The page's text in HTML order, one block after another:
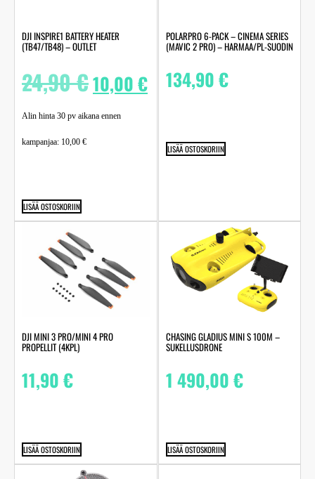
DJI INSPIRE1 BATTERY HEATER
(TB47/TB48) – OUTLET
24,90€10,00€
Alin hinta 30 pv aikana ennen
kampanjaa: 10,00 €
LISÄÄ OSTOSKORIIN
POLARPRO 6-PACK – CINEMA SERIES
(MAVIC 2 PRO) – HARMAA/PL-SUODIN
134,90€
LISÄÄ OSTOSKORIIN
DJI MINI 3 PRO/MINI 4 PRO
PROPELLIT (4KPL)
11,90€
LISÄÄ OSTOSKORIIN
CHASING GLADIUS MINI S 100M –
SUKELLUSDRONE
1 490,00€
LISÄÄ OSTOSKORIIN